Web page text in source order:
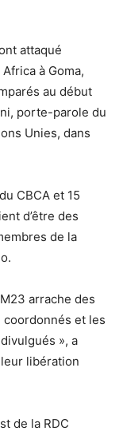
attaqué
à Goma,
au début
porte-parole du
Unies, dans
CBCA et 15
d’être des
de la
arrache des
coordonnés et les
», a
libération
de la RDC